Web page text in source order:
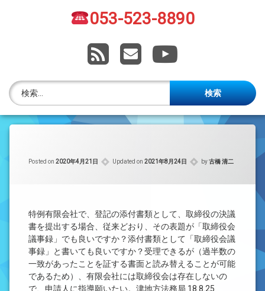
賃貸トラブル
株主名簿管理人
ご相談について
法律を勉強しよう
司法書士資格者・受験生募集中
電話番号: 053-523-8890
RSSメールアドレス
YouTube
検索:
Posted on 2020年4月21日 Updated on 2021年8月24日 by古橋 清二
特例有限会社で、登記の添付書類として、取締役の決議
書を提出する場合、従来どおり、その表題が「取締役会
議事録」でも良いですか？添付書類として「取締役会議
事録」と書いても良いですか？受理できるが（過半数の
一致があったことを証する書面と読み替えることが可能
であるため）、有限会社には取締役会は存在しないの
で、申請人に指導願いたい。津地方法務局 18.8.25